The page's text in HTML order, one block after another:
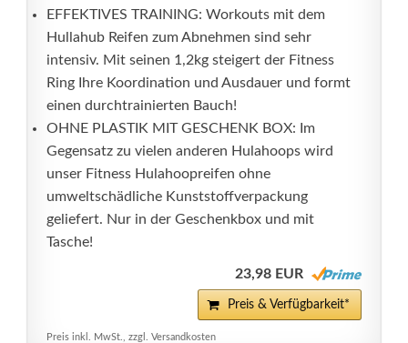
EFFEKTIVES TRAINING: Workouts mit dem
Hullahub Reifen zum Abnehmen sind sehr
intensiv. Mit seinen 1,2kg steigert der Fitness
Ring Ihre Koordination und Ausdauer und formt
einen durchtrainierten Bauch!
OHNE PLASTIK MIT GESCHENK BOX: Im
Gegensatz zu vielen anderen Hulahoops wird
unser Fitness Hulahoopreifen ohne
umweltschädliche Kunststoffverpackung
geliefert. Nur in der Geschenkbox und mit
Tasche!
23,98 EUR
Preis & Verfügbarkeit*
Preis inkl. MwSt., zzgl. Versandkosten